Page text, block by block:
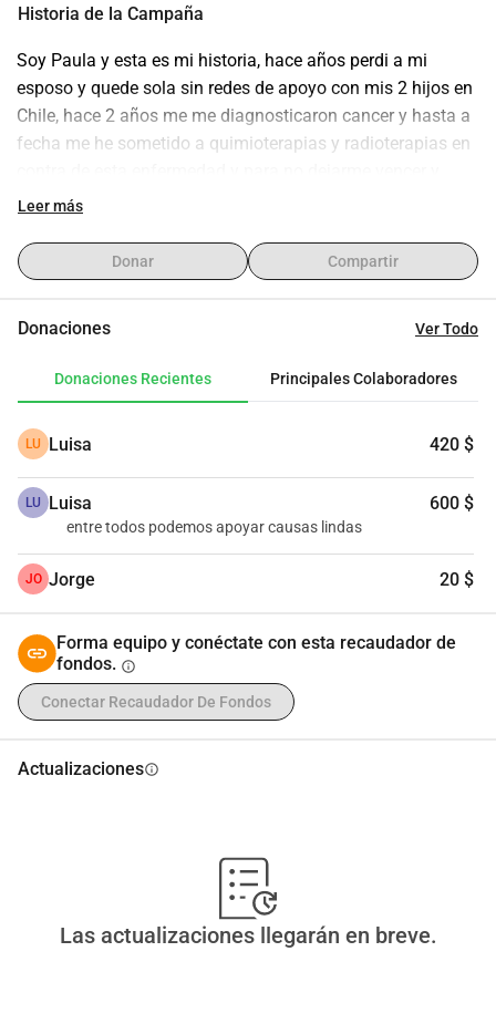
Historia de la Campaña
Soy Paula y esta es mi historia, hace años perdi a mi
esposo y quede sola sin redes de apoyo con mis 2 hijos en
Chile, hace 2 años me me diagnosticaron cancer y hasta a
fecha me he sometido a quimioterapias y radioterapias en
dejar a mis hijos solos en este mundo. Busco recaudar
referente a mi enfermedad, quimioterapias nuevas y para
poder subsistir con mis hijos ya que por esta enfermedad
lastima solo necesito el apoyo de cada uno de ustedes,
Leer más
Donar Compartir
Donaciones Ver Todo
Donaciones Recientes Principales Colaboradores
LU Luisa 420 $
LU Luisa 600 $
entre todos podemos apoyar causas lindas
JO Jorge 20 $
Forma equipo y conéctate con esta recaudador de
fondos. info
Conectar Recaudador De Fondos
Actualizacionesinfo
Las actualizaciones llegarán en breve.